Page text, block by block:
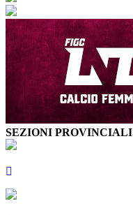
SEZIONI PROVINCIALI